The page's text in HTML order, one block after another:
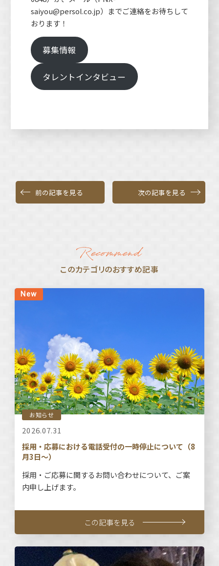
saiyou@persol.co.jp）までご連絡をお待ちして
おります！
募集情報
タレントインタビュー
前の記事を見る 次の記事を見る
このカテゴリのおすすめ記事
お知らせ
2026.07.31
採用・応募における電話受付の一時停止について（8
月3日～）
採用・ご応募に関するお問い合わせについて、ご案
内申し上げます。
この記事を見る